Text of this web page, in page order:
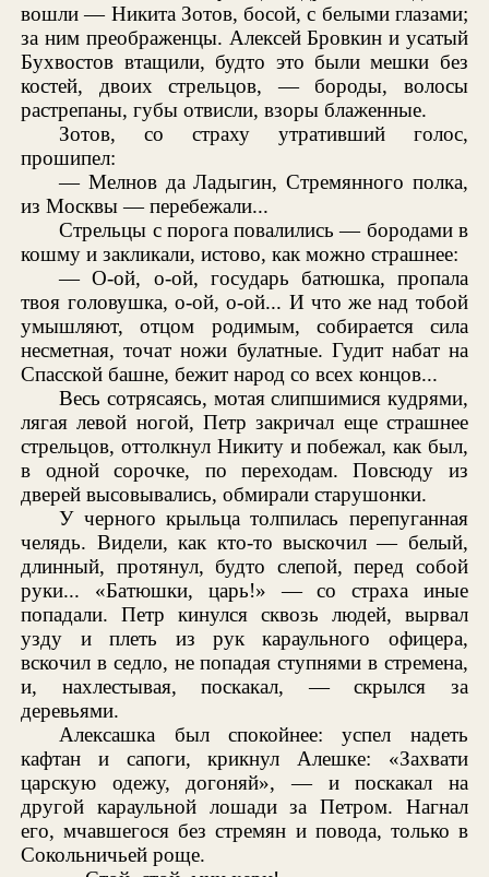
вошли — Никита Зотов, босой, с белыми глазами;
за ним преображенцы. Алексей Бровкин и усатый
Бухвостов втащили, будто это были мешки без
костей, двоих стрельцов, — бороды, волосы
растрепаны, губы отвисли, взоры блаженные.
Зотов, со страху утративший голос,
прошипел:
— Мелнов да Ладыгин, Стремянного полка,
из Москвы — перебежали...
Стрельцы с порога повалились — бородами в
кошму и закликали, истово, как можно страшнее:
— О-ой, о-ой, государь батюшка, пропала
твоя головушка, о-ой, о-ой... И что же над тобой
умышляют, отцом родимым, собирается сила
несметная, точат ножи булатные. Гудит набат на
Спасской башне, бежит народ со всех концов...
Весь сотрясаясь, мотая слипшимися кудрями,
лягая левой ногой, Петр закричал еще страшнее
стрельцов, оттолкнул Никиту и побежал, как был,
в одной сорочке, по переходам. Повсюду из
дверей высовывались, обмирали старушонки.
У черного крыльца толпилась перепуганная
челядь. Видели, как кто-то выскочил — белый,
длинный, протянул, будто слепой, перед собой
руки... «Батюшки, царь!» — со страха иные
попадали. Петр кинулся сквозь людей, вырвал
узду и плеть из рук караульного офицера,
вскочил в седло, не попадая ступнями в стремена,
и, нахлестывая, поскакал, — скрылся за
деревьями.
Алексашка был спокойнее: успел надеть
кафтан и сапоги, крикнул Алешке: «Захвати
царскую одежу, догоняй», — и поскакал на
другой караульной лошади за Петром. Нагнал
его, мчавшегося без стремян и повода, только в
Сокольничьей роще.